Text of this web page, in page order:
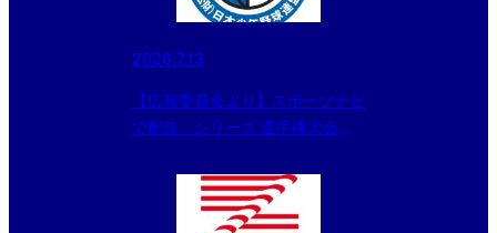
2026.7.13
【広報委員会より】スポーツナビ
で配信 シリーズ 選手権大会出
ーリー夏草の賦2026」 第一話
三国ボーイズ（福井県支部）